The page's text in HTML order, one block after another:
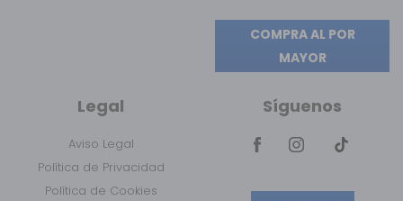
COMPRA AL POR
MAYOR
Legal
Aviso Legal
Política de Privacidad
Política de Cookies
Síguenos